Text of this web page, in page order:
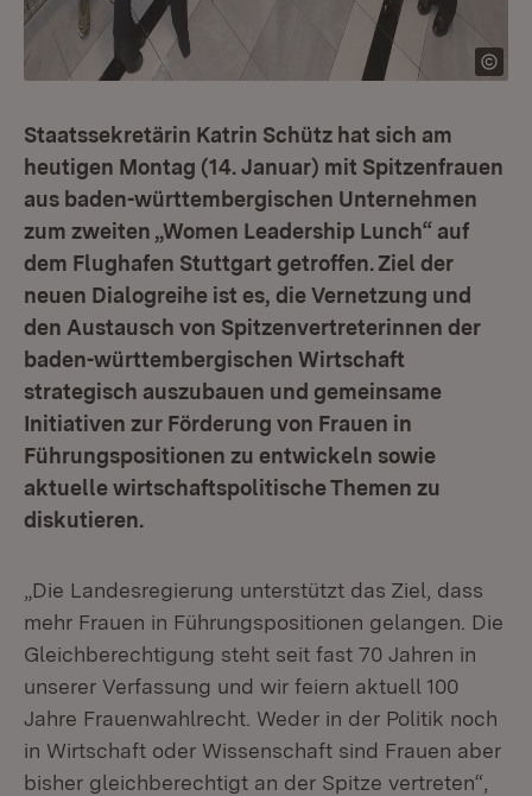
Staatssekretärin Katrin Schütz hat sich am
heutigen Montag (14. Januar) mit Spitzenfrauen
aus baden-württembergischen Unternehmen
zum zweiten „Women Leadership Lunch“ auf
dem Flughafen Stuttgart getroffen. Ziel der
neuen Dialogreihe ist es, die Vernetzung und
den Austausch von Spitzenvertreterinnen der
baden-württembergischen Wirtschaft
strategisch auszubauen und gemeinsame
Initiativen zur Förderung von Frauen in
Führungspositionen zu entwickeln sowie
aktuelle wirtschaftspolitische Themen zu
diskutieren.
„Die Landesregierung unterstützt das Ziel, dass
mehr Frauen in Führungspositionen gelangen. Die
Gleichberechtigung steht seit fast 70 Jahren in
unserer Verfassung und wir feiern aktuell 100
Jahre Frauenwahlrecht. Weder in der Politik noch
in Wirtschaft oder Wissenschaft sind Frauen aber
bisher gleichberechtigt an der Spitze vertreten“,